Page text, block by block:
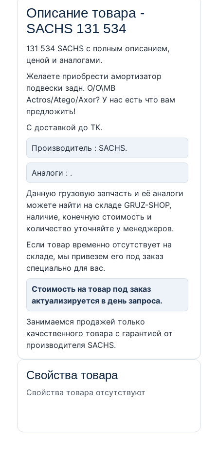
Описание товара -
SACHS 131 534
131 534 SACHS c полным описанием,
ценой и аналогами.
Желаете приобрести амортизатор
подвески задн. O/O\MB
Actros/Atego/Axor? У нас есть что вам
предложить!
С доставкой до ТК.
Производитель : SACHS.
Аналоги : .
Данную грузовую запчасть и её аналоги
можете найти на складе GRUZ-SHOP,
наличие, конечную стоимость и
количество уточняйте у менеджеров.
Если товар временно отсутствует на
складе, мы привезем его под заказ
специально для вас.
Стоимость на товар под заказ
актуализируется в день запроса.
Занимаемся продажей только
качественного товара с гарантией от
производителя SACHS.
Свойства товара
Свойства товара отсутствуют